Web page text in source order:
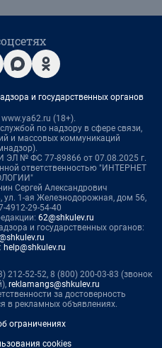
и государственных органов
(18+).
по надзору в сфере связи,
и массовых коммуникаций
ЭЛ № ФС 77-89866 от 07.08.2025 г.
ответственностью "ИНТЕРНЕТ
Сергей Александрович
ул. 1-ая Железнодорожная, дом 56,
4912-29-54-40
62@shkulev.ru
и государственных органов:
help@shkulev.ru
212-52-52, 8 (800) 200-03-83 (звонок
reklamangs@shkulev.ru
за достоверность
в рекламных объявлениях.
ограничениях
cookies